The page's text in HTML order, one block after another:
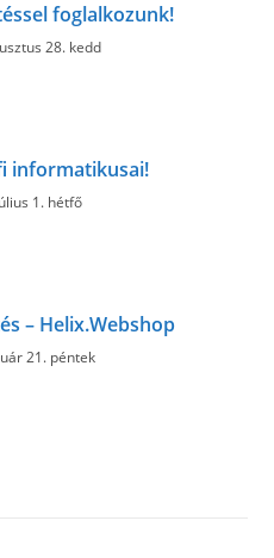
foglalkozunk!
28. kedd
informatikusai!
1. hétfő
– Helix.Webshop
21. péntek